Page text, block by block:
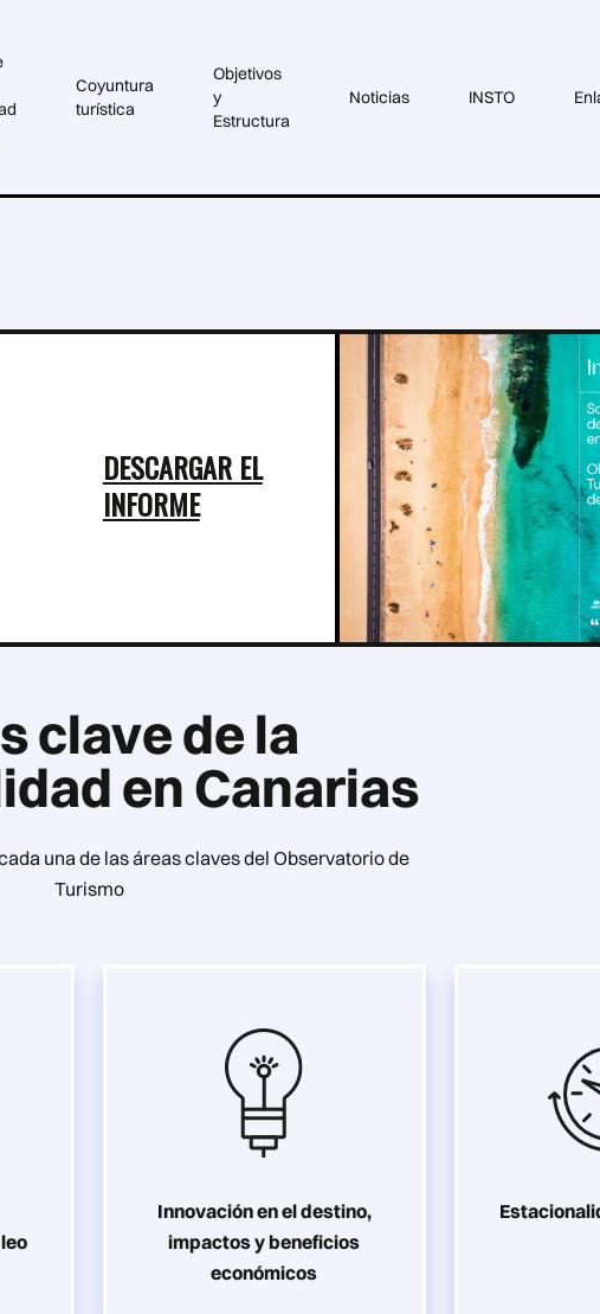
Coyuntura
turística
Objetivos
y
Estructura
Noticias INSTO
DESCARGAR EL
INFORME
clave de la
en Canarias
una de las áreas claves del Observatorio de
Turismo
Innovación en el destino,
impactos y beneficios
económicos